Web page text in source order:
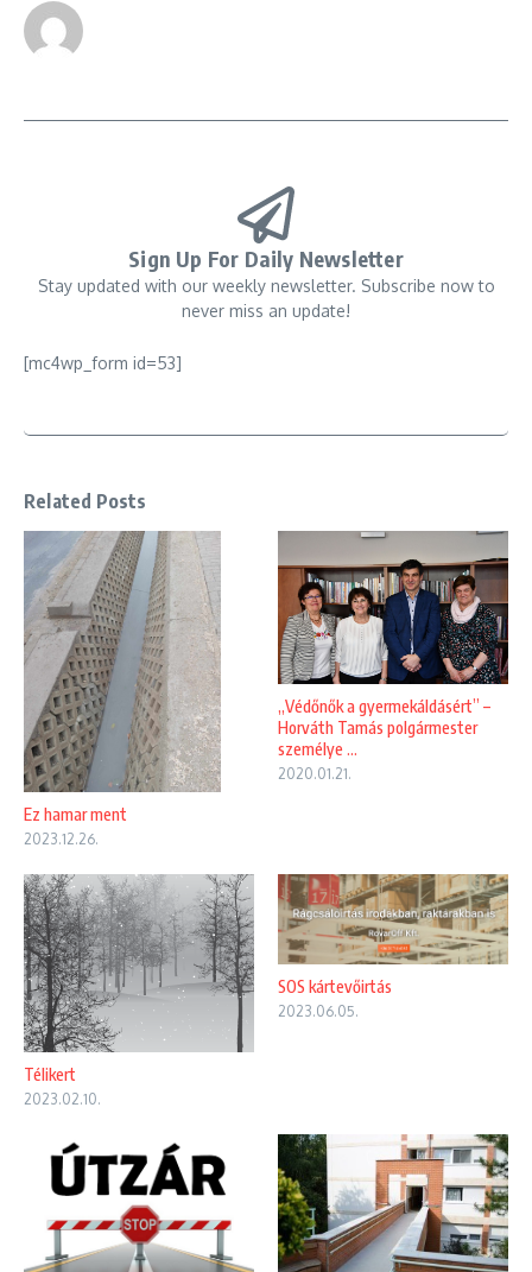
Sign Up For Daily Newsletter
Stay updated with our weekly newsletter. Subscribe now to
never miss an update!
[mc4wp_form id=53]
Related Posts
Ez hamar ment
2023.12.26.
„Védőnők a gyermekáldásért” –
Horváth Tamás polgármester
személye ...
2020.01.21.
Télikert
2023.02.10.
SOS kártevőirtás
2023.06.05.